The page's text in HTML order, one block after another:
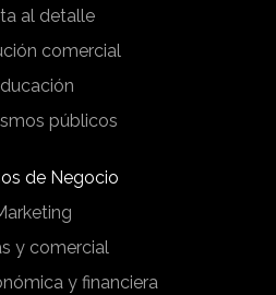
al detalle
comercial
públicos
de Negocio
y comercial
y financiera